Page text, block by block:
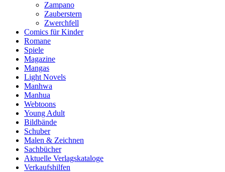
Zampano
Zauberstern
Zwerchfell
Comics für Kinder
Romane
Spiele
Magazine
Mangas
Light Novels
Manhwa
Manhua
Webtoons
Young Adult
Bildbände
Schuber
Malen & Zeichnen
Sachbücher
Aktuelle Verlagskataloge
Verkaufshilfen